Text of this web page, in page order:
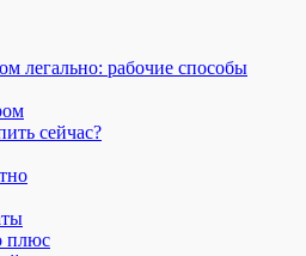
легально: рабочие способы
сейчас?
плюс